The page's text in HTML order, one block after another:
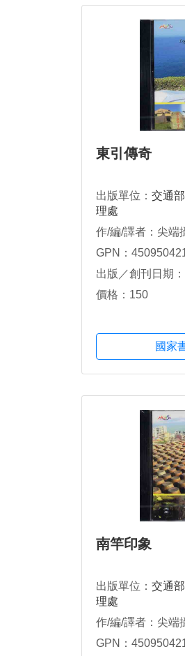
東引傳奇
出版單位： 交通
理處
作/編/譯者：尖端
GPN：
出版／創刊日期
價格：150
國家
南竿印象
出版單位： 交通
理處
作/編/譯者：尖端
GPN：